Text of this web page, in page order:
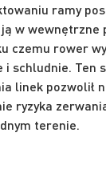
ramy
w wewnętrzne
czemu rower
i schludnie. Ten
linek pozwolił
ryzyka
terenie.